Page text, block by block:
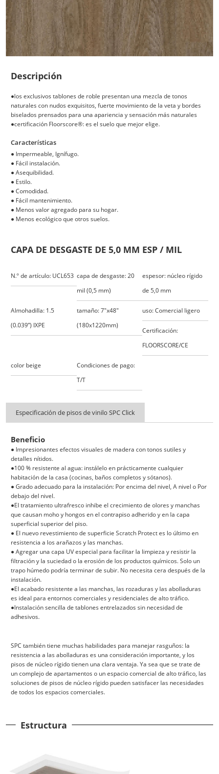
Descripción
●los exclusivos tablones de roble presentan una mezcla de tonos
naturales con nudos exquisitos, fuerte movimiento de la veta y bordes
biselados prensados para una apariencia y sensación más naturales
●certificación Floorscore®: es el suelo que mejor elige.
Características
● Impermeable, Ignífugo.
● Fácil instalación.
●Asequibilidad.
● Estilo.
●Comodidad.
● Fácil mantenimiento.
● Menos valor agregado para su hogar.
● Menos ecológico que otros suelos.
CAPA DE DESGASTE DE 5,0 MM ESP / MIL
N.º de artículo: UCL653 capa de desgaste: 20
mil (0,5 mm)
espesor: núcleo rígido
de 5,0 mm
Almohadilla: 1.5
(0.039”) IXPE
tamaño: 7"x48"
(180x1220mm)
uso: Comercial ligero
Certificación:
FLOORSCORE/CE
color beige
Condiciones de pago:
T/T
Especificación de pisos de vinilo SPC Click
Beneficio
● Impresionantes efectos visuales de madera con tonos sutiles y
detalles nítidos.
●100 % resistente al agua: instálelo en prácticamente cualquier
habitación de la casa (cocinas, baños completos y sótanos).
● Grado adecuado para la instalación: Por encima del nivel, A nivel o Por
debajo del nivel.
●El tratamiento ultrafresco inhibe el crecimiento de olores y manchas
que causan moho y hongos en el contrapiso adherido y en la capa
superficial superior del piso.
● El nuevo revestimiento de superficie Scratch Protect es lo último en
resistencia a los arañazos y las manchas.
● Agregar una capa UV especial para facilitar la limpieza y resistir la
filtración y la suciedad o la erosión de los productos químicos. Solo un
trapo húmedo podría terminar de subir. No necesita cera después de la
instalación.
●El acabado resistente a las manchas, las rozaduras y las abolladuras
es ideal para entornos comerciales y residenciales de alto tráfico.
●Instalación sencilla de tablones entrelazados sin necesidad de
adhesivos.
SPC también tiene muchas habilidades para manejar rasguños: la
resistencia a las abolladuras es una consideración importante, y los
pisos de núcleo rígido tienen una clara ventaja. Ya sea que se trate de
un complejo de apartamentos o un espacio comercial de alto tráfico, las
soluciones de pisos de núcleo rígido pueden satisfacer las necesidades
de todos los espacios comerciales.
Estructura